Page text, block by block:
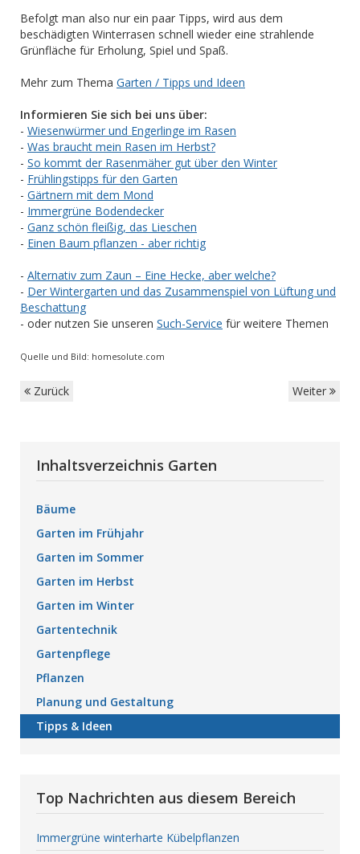
Befolgt man also nur ein paar Tipps, wird aus dem
beschädigten Winterrasen schnell wieder eine strahlende
Grünfläche für Erholung, Spiel und Spaß.
Mehr zum Thema Garten / Tipps und Ideen
Informieren Sie sich bei uns über:
- Wiesenwürmer und Engerlinge im Rasen
- Was braucht mein Rasen im Herbst?
- So kommt der Rasenmäher gut über den Winter
- Frühlingstipps für den Garten
- Gärtnern mit dem Mond
- Immergrüne Bodendecker
- Ganz schön fleißig, das Lieschen
- Einen Baum pflanzen - aber richtig
- Alternativ zum Zaun – Eine Hecke, aber welche?
- Der Wintergarten und das Zusammenspiel von Lüftung und
Beschattung
- oder nutzen Sie unseren Such-Service für weitere Themen
Quelle und Bild: homesolute.com
Zurück Weiter
Inhaltsverzeichnis Garten
Bäume
Garten im Frühjahr
Garten im Sommer
Garten im Herbst
Garten im Winter
Gartentechnik
Gartenpflege
Pflanzen
Planung und Gestaltung
Tipps & Ideen
Top Nachrichten aus diesem Bereich
Immergrüne winterharte Kübelpflanzen